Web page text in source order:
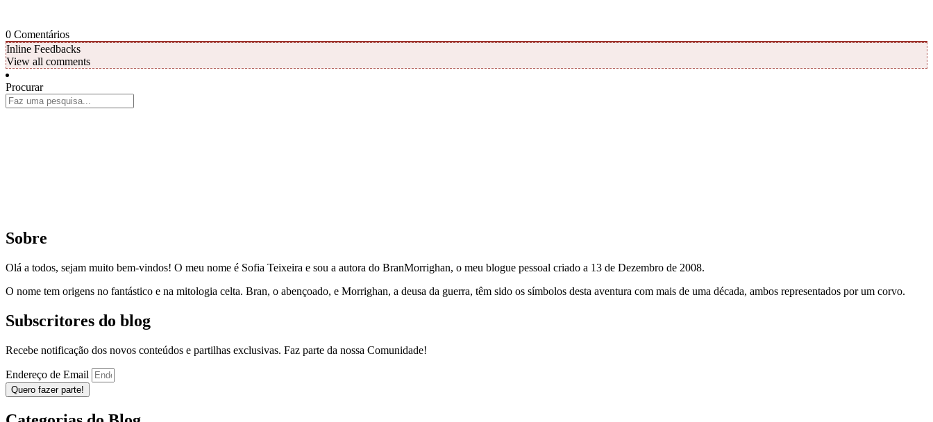
0 Comentários
Inline Feedbacks
View all comments
Procurar
Sobre
Olá a todos, sejam muito bem-vindos! O meu nome é Sofia Teixeira e sou a autora do BranMorrighan, o meu blogue pessoal criado a 13 de Dezembro de 2008.
O nome tem origens no fantástico e na mitologia celta. Bran, o abençoado, e Morrighan, a deusa da guerra, têm sido os símbolos desta aventura com mais de uma década, ambos representados por um corvo.
Subscritores do blog
Recebe notificação dos novos conteúdos e partilhas exclusivas. Faz parte da nossa Comunidade!
Endereço de Email
Quero fazer parte!